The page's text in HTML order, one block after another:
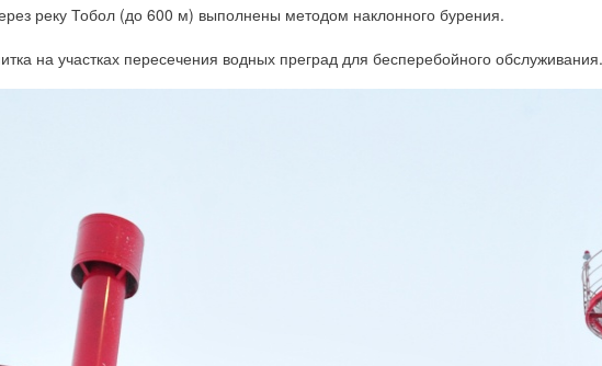
реку Тобол (до 600 м) выполнены методом наклонного бурения.
на участках пересечения водных преград для бесперебойного обслуживания.